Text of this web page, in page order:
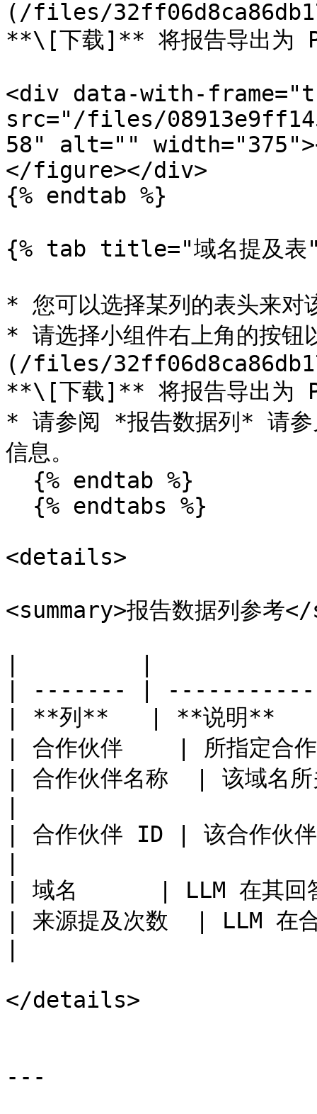
(/files/
**\[下载]** 将报告导出为
<div data-with-
src="/files/
58" alt=""
</figure></div>
{% endtab %}
{% tab title="域名提及表
* 您可以选择某列的表头来对
* 请选择小组件右上角的按
(/files/
**\[下载]** 将报告导出为
* 请参阅 *报告数据列* 请参
信息。
<details>
<summary>报告数据列参考
| ------- |
| **列**   | **说明
| 合作伙伴    | 所指定
| 合作伙伴名称  | 该域名所
| 合作伙伴 ID | 该合作伙
| 域名      | LLM 在其
| 来源提及次数  | LLM 在合
</details>
---